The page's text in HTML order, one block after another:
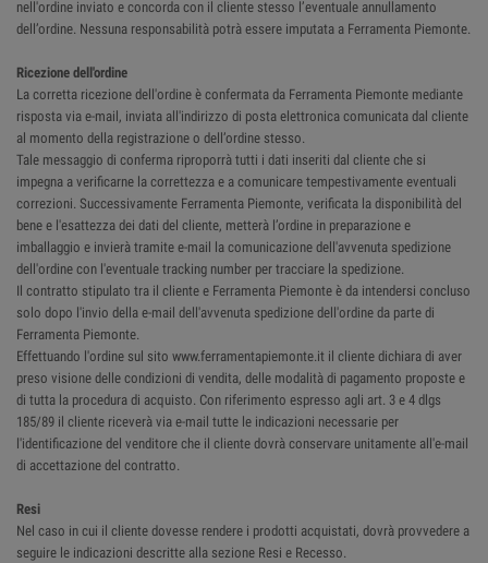
nell'ordine inviato e concorda con il cliente stesso l’eventuale annullamento
dell’ordine. Nessuna responsabilità potrà essere imputata a Ferramenta Piemonte.
Ricezione dell'ordine
La corretta ricezione dell'ordine è confermata da Ferramenta Piemonte mediante
risposta via e-mail, inviata all'indirizzo di posta elettronica comunicata dal cliente
al momento della registrazione o dell’ordine stesso.
Tale messaggio di conferma riproporrà tutti i dati inseriti dal cliente che si
impegna a verificarne la correttezza e a comunicare tempestivamente eventuali
correzioni. Successivamente Ferramenta Piemonte, verificata la disponibilità del
bene e l'esattezza dei dati del cliente, metterà l’ordine in preparazione e
imballaggio e invierà tramite e-mail la comunicazione dell'avvenuta spedizione
dell'ordine con l'eventuale tracking number per tracciare la spedizione.
Il contratto stipulato tra il cliente e Ferramenta Piemonte è da intendersi concluso
solo dopo l'invio della e-mail dell'avvenuta spedizione dell'ordine da parte di
Ferramenta Piemonte.
Effettuando l'ordine sul sito www.ferramentapiemonte.it il cliente dichiara di aver
preso visione delle condizioni di vendita, delle modalità di pagamento proposte e
di tutta la procedura di acquisto. Con riferimento espresso agli art. 3 e 4 dlgs
185/89 il cliente riceverà via e-mail tutte le indicazioni necessarie per
l'identificazione del venditore che il cliente dovrà conservare unitamente all'e-mail
di accettazione del contratto.
Resi
Nel caso in cui il cliente dovesse rendere i prodotti acquistati, dovrà provvedere a
seguire le indicazioni descritte alla sezione Resi e Recesso.